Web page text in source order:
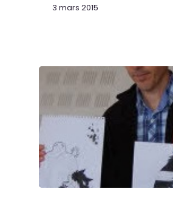
3 mars 2015